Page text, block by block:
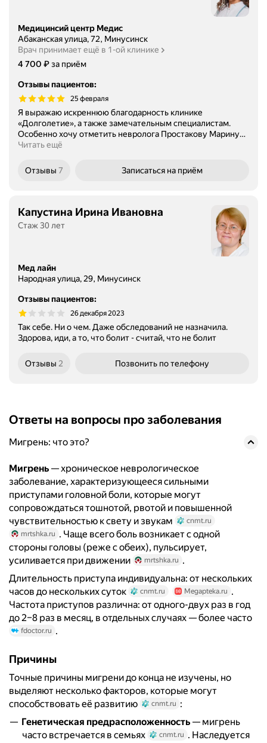
Медицинсий центр Медис
Абаканская улица, 72, Минусинск
Врач принимает ещё в 1-ой клинике
Цена
4700
4 700 ₽за приём
Отзывы пациентов:
25 февраля
Я выражаю искреннюю благодарность клинике
«Долголетие», а также замечательным специалистам.
Особенно хочу отметить невролога Простакову Марину…
Читать ещё
Отзывы 7 Записаться на приём
Капустина Ирина Ивановна
Стаж 30 лет
Мед лайн
Народная улица, 29, Минусинск
Отзывы пациентов:
26 декабря 2023
Так себе. Ни о чем. Даже обследований не назначила.
Здорова, иди, а то, что болит - считай, что не болит
Отзывы 2 Позвонить по телефону
Ответы на вопросы про заболевания
Мигрень: что это?
Мигрень — хроническое неврологическое
заболевание, характеризующееся сильными
приступами головной боли, которые могут
сопровождаться тошнотой, рвотой и повышенной
чувствительностью к свету и звукам
cnmt.ru
mrtshka.ru . Чаще всего боль возникает с одной
стороны головы (реже с обеих), пульсирует,
усиливается при движении
mrtshka.ru .
Длительность приступа индивидуальна: от нескольких
часов до нескольких суток
cnmt.ru Megapteka.ru .
Частота приступов различна: от одного-двух раз в год
до 2–8 раз в месяц, в отдельных случаях — более часто
fdoctor.ru .
Причины
Точные причины мигрени до конца не изучены, но
выделяют несколько факторов, которые могут
способствовать её развитию
cnmt.ru :
Генетическая предрасположенность — мигрень
часто встречается в семьях
cnmt.ru . Наследуется